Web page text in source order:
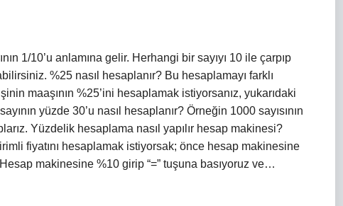
1/10’u anlamına gelir. Herhangi bir sayıyı 10 ile çarpıp
%25 nasıl hesaplanır? Bu hesaplamayı farklı
maaşının %25’ini hesaplamak istiyorsanız, yukarıdaki
yüzde 30’u nasıl hesaplanır? Örneğin 1000 sayısının
Yüzdelik hesaplama nasıl yapılır hesap makinesi?
fiyatını hesaplamak istiyorsak; önce hesap makinesine
makinesine %10 girip “=” tuşuna basıyoruz ve…